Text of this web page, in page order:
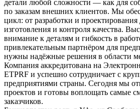
детали любой сложности — как для
по заказам внешних клиентов. Мы
цикл: от разработки и проектирования
изготовления и контроля качества.
внимание к деталям и гибкость в
привлекательным партнёром для
нужны надёжные решения в области
Компания аккредитована на
ETPRF и успешно сотрудничает с
предприятиями страны. Сегодня мы
проектов и готовы воплощать самые
заказчиков.